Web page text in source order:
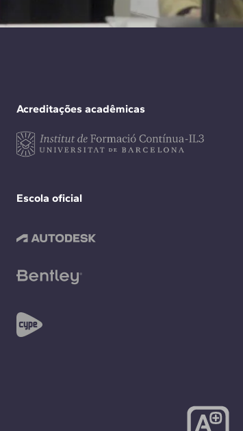
Acreditações acadêmicas
Escola oficial